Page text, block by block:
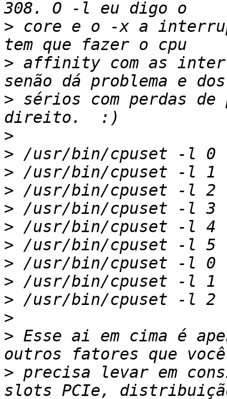
> core e o -x a
> affinity com as
> sérios com perdas de
>
>
>
>
>
>
>
>
>
>
>
> Esse ai em cima é
> precisa levar em